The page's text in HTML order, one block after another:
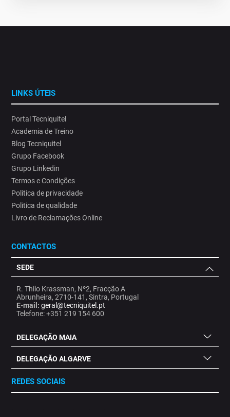
LINKS ÚTEIS
Portal Tecniquitel
Academia de Treino
Blog Tecniquitel
Grupo Facebook
Grupo Linkedin
Termos e Condições
Politica de privacidade
Politica de qualidade
Livro de Reclamações Online
CONTACTOS
SEDE
R. Thilo Krassman, Nº2, Fracção A
Abrunheira, 2710-141, Sintra, Portugal
E-mail: geral@tecniquitel.pt
Telefone: +351 219 154 600
DELEGAÇÃO MAIA
DELEGAÇÃO ALGARVE
REDES SOCIAIS